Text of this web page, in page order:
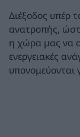
Διέξοδος υπέρ
ανατροπής,
η χώρα μας να
ενεργειακές
υπονομεύονται